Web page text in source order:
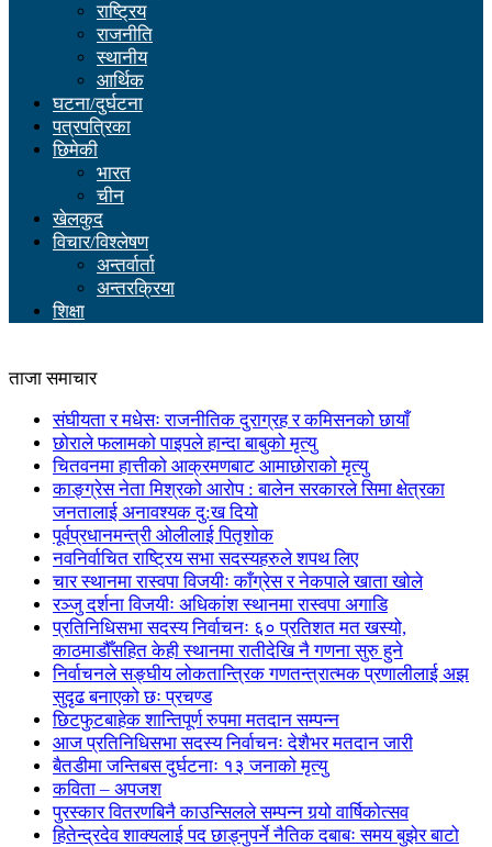
राष्ट्रिय
राजनीति
स्थानीय
आर्थिक
घटना/दुर्घटना
पत्रपत्रिका
छिमेकी
भारत
चीन
खेलकुद
विचार/विश्लेषण
अन्तर्वार्ता
अन्तरक्रिया
शिक्षा
ताजा समाचार
संघीयता र मधेसः राजनीतिक दुराग्रह र कमिसनको छायाँ
छोराले फलामको पाइपले हान्दा बाबुको मृत्यु
चितवनमा हात्तीको आक्रमणबाट आमाछोराको मृत्यु
काङ्ग्रेस नेता मिश्रको आरोप : बालेन सरकारले सिमा क्षेत्रका
जनतालाई अनावश्यक दु:ख दियो
पूर्वप्रधानमन्त्री ओलीलाई पितृशोक
नवनिर्वाचित राष्ट्रिय सभा सदस्यहरुले शपथ लिए
चार स्थानमा रास्वपा विजयीः काँग्रेस र नेकपाले खाता खोले
रञ्जु दर्शना विजयीः अधिकांश स्थानमा रास्वपा अगाडि
प्रतिनिधिसभा सदस्य निर्वाचनः ६० प्रतिशत मत खस्यो,
काठमाडौँसहित केही स्थानमा रातीदेखि नै गणना सुरु हुने
निर्वाचनले सङ्घीय लोकतान्त्रिक गणतन्त्रात्मक प्रणालीलाई अझ
सुदृढ बनाएको छः प्रचण्ड
छिटफुटबाहेक शान्तिपूर्ण रुपमा मतदान सम्पन्न
आज प्रतिनिधिसभा सदस्य निर्वाचनः देशैभर मतदान जारी
बैतडीमा जन्तिबस दुर्घटनाः १३ जनाको मृत्यु
कविता – अपजश
पुरस्कार वितरणबिनै काउन्सिलले सम्पन्न गर्‍यो वार्षिकोत्सव
हितेन्द्रदेव शाक्यलाई पद छाड्नुपर्ने नैतिक दबाबः समय बुझेर बाटो